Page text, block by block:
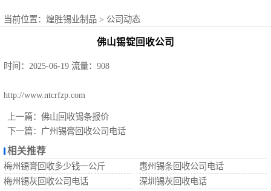
当前位置： 煌胜锡业制品 > 公司动态
佛山锡锭回收公司
时间：2025-06-19 流量：908
http://www.ntcrfzp.com
上一篇： 佛山回收锡条报价
下一篇： 广州锡膏回收公司电话
相关推荐
梅州锡膏回收多少钱一公斤
惠州锡条回收公司电话
梅州锡灰回收公司电话
深圳锡灰回收电话
回收锡锭
回收锡珠
回收锡